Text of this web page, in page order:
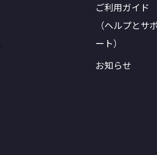
ご利用ガイド
（ヘルプとサ
ート）
お知らせ